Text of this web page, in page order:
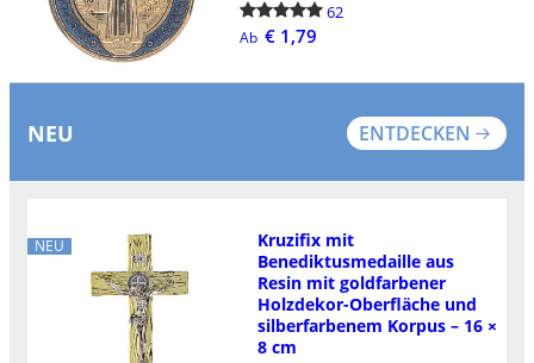
62
Ab € 1,79
NEU ENTDECKEN
NEU
Kruzifix mit
Benediktusmedaille aus
Resin mit goldfarbener
Holzdekor-Oberfläche und
silberfarbenem Korpus – 16 ×
8 cm